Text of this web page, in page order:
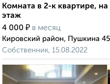
Комната в 2-к квартире,
этаж
4 000 ₽ в месяц
Кировский район, Пушкина 45
Собственник, 15.08.2022